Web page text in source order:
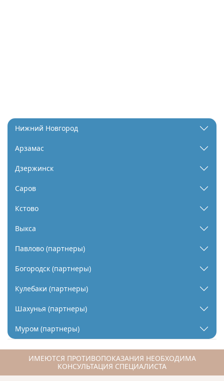
Нижний Новгород
Арзамас
Дзержинск
Саров
Кстово
Выкса
Павлово (партнеры)
Богородск (партнеры)
Кулебаки (партнеры)
Шахунья (партнеры)
Муром (партнеры)
ИМЕЮТСЯ ПРОТИВОПОКАЗАНИЯ НЕОБХОДИМА
КОНСУЛЬТАЦИЯ СПЕЦИАЛИСТА